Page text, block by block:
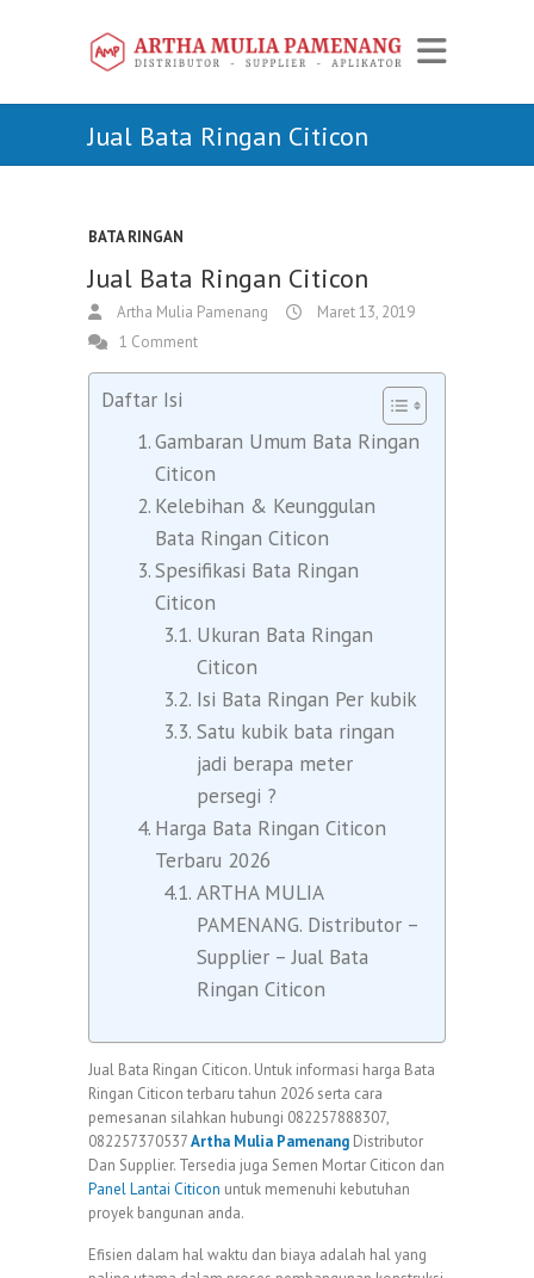
Jual Bata Ringan Citicon
BATA RINGAN
Jual Bata Ringan Citicon
Artha Mulia Pamenang
Maret 13, 2019
1 Comment
Daftar Isi
Gambaran Umum Bata Ringan
Citicon
Kelebihan & Keunggulan
Bata Ringan Citicon
Spesifikasi Bata Ringan
Citicon
Ukuran Bata Ringan
Citicon
Isi Bata Ringan Per kubik
Satu kubik bata ringan
jadi berapa meter
persegi ?
Harga Bata Ringan Citicon
Terbaru 2026
ARTHA MULIA
PAMENANG. Distributor –
Supplier – Jual Bata
Ringan Citicon
Jual Bata Ringan Citicon. Untuk informasi harga Bata
Ringan Citicon terbaru tahun 2026 serta cara
pemesanan silahkan hubungi 082257888307,
082257370537Artha Mulia Pamenang Distributor
Dan Supplier. Tersedia juga Semen Mortar Citicon dan
Panel Lantai Citicon untuk memenuhi kebutuhan
proyek bangunan anda.
Efisien dalam hal waktu dan biaya adalah hal yang